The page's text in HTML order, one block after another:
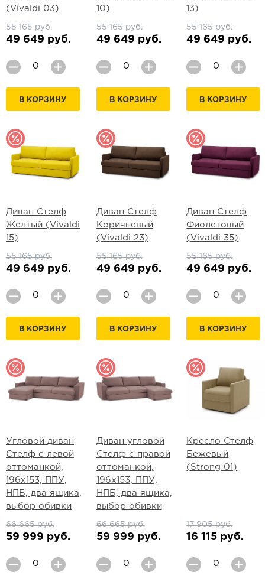
(Vivaldi 03)
55 165 руб.
49 649 руб.
В КОРЗИНУ
10)
55 165 руб.
49 649 руб.
В КОРЗИНУ
13)
55 165 руб.
49 649 руб.
В КОРЗИНУ
Диван Стелф
Желтый (Vivaldi
15)
55 165 руб.
49 649 руб.
В КОРЗИНУ
Диван Стелф
Коричневый
(Vivaldi 23)
55 165 руб.
49 649 руб.
В КОРЗИНУ
Диван Стелф
Фиолетовый
(Vivaldi 35)
55 165 руб.
49 649 руб.
В КОРЗИНУ
Угловой диван
Стелф с левой
оттоманкой,
196х153, ППУ,
НПБ, два ящика,
выбор обивки
66 665 руб.
59 999 руб.
Диван угловой
Стелф с правой
оттоманкой,
196х153, ППУ,
НПБ, два ящика,
выбор обивки
66 665 руб.
59 999 руб.
Кресло Стелф
Бежевый
(Strong 01)
17 905 руб.
16 115 руб.